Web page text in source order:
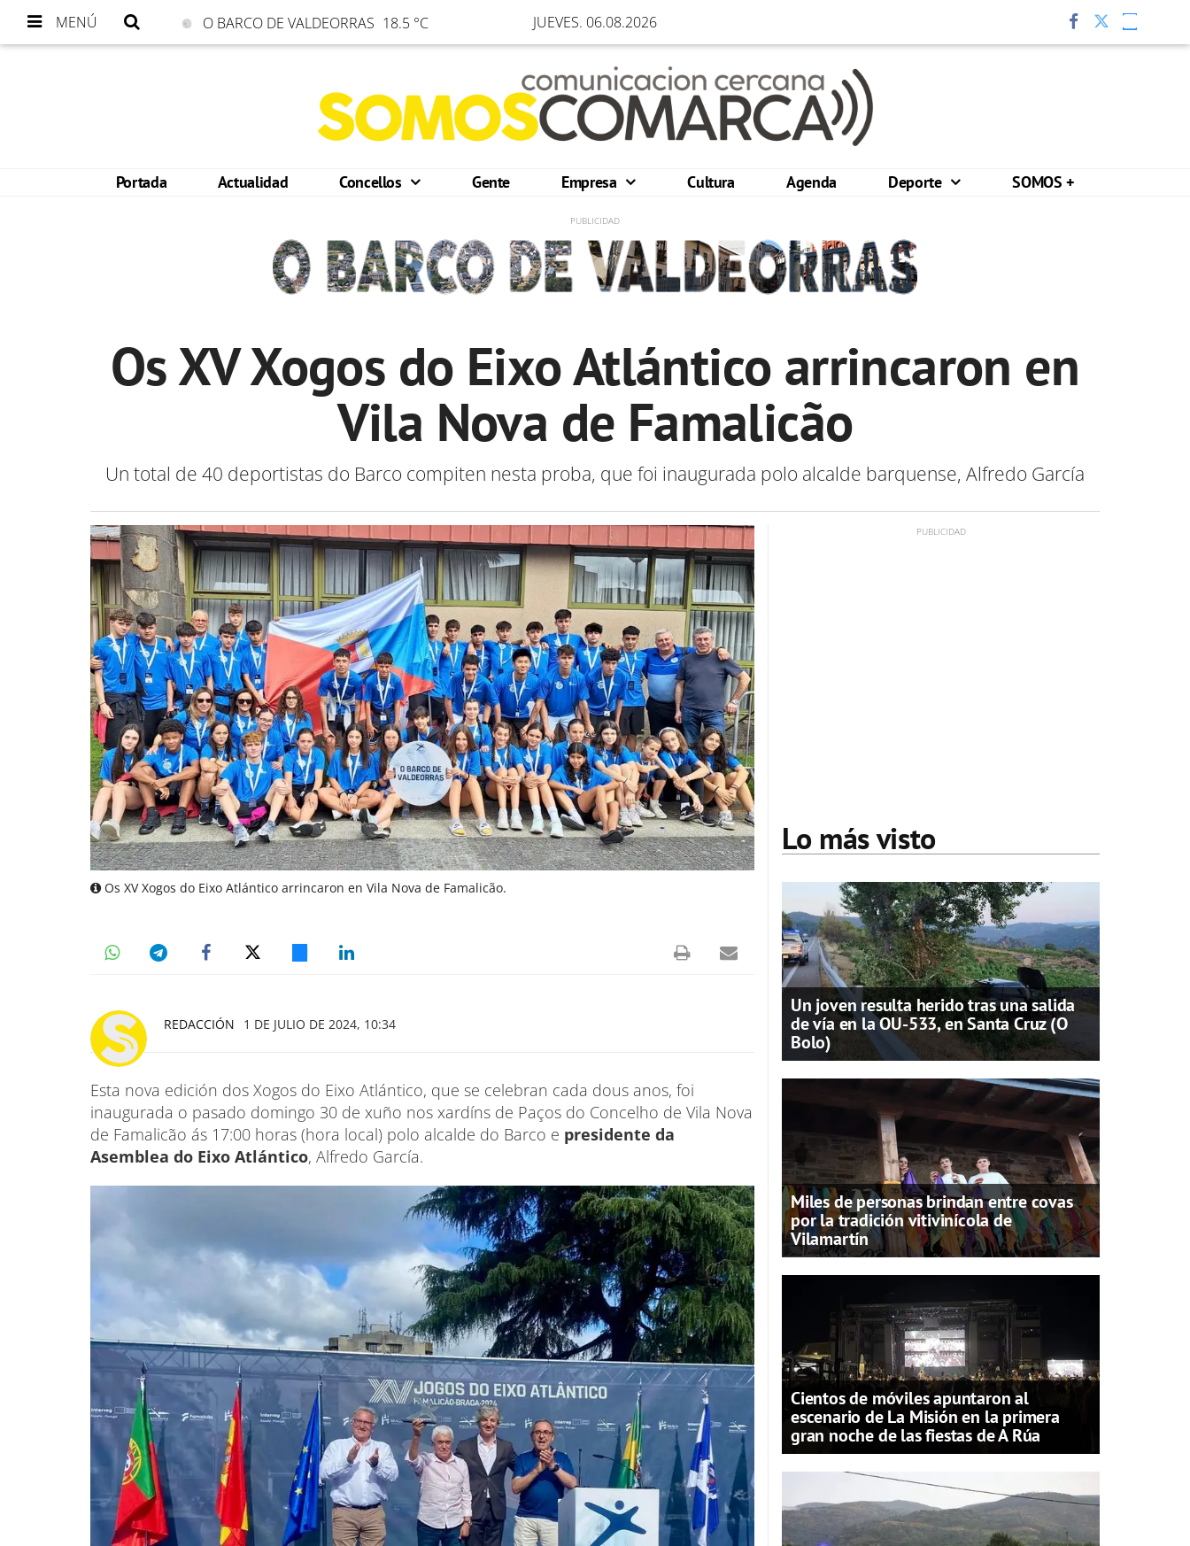
MENÚ O BARCO DE VALDEORRAS 18.5 °C JUEVES. 06.08.2026
Portada Actualidad Concellos Gente Empresa Cultura Agenda Deporte SOMOS +
Os XV Xogos do Eixo Atlántico arrincaron en
Vila Nova de Famalicão
Un total de 40 deportistas do Barco compiten nesta proba, que foi inaugurada polo alcalde barquense, Alfredo García
Os XV Xogos do Eixo Atlántico arrincaron en Vila Nova de Famalicão.
REDACCIÓN 1 DE JULIO DE 2024, 10:34
Esta nova edición dos Xogos do Eixo Atlántico, que se celebran cada dous anos, foi
inaugurada o pasado domingo 30 de xuño nos xardíns de Paços do Concelho de Vila Nova
de Famalicão ás 17:00 horas (hora local) polo alcalde do Barco e presidente da
Asemblea do Eixo Atlántico, Alfredo García.
Lo más visto
Un joven resulta herido tras una salida
de vía en la OU-533, en Santa Cruz (O
Bolo)
Miles de personas brindan entre covas
por la tradición vitivinícola de
Vilamartín
Cientos de móviles apuntaron al
escenario de La Misión en la primera
gran noche de las fiestas de A Rúa